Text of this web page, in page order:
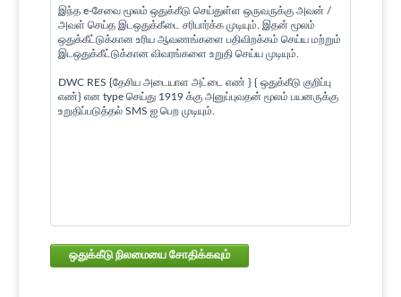
இந்த e-சேவை மூலம் ஒதுக்கீடு செய்துள்ள ஒருவருக்கு அவன் /
அவள் செய்த இடஒதுக்கீடை சரிபார்க்க முடியும். இதன் மூலம்
ஒதுக்கீட்டுக்கான உரிய ஆவணங்களை பதிவிறக்கம் செய்ய மற்றும்
இடஒதுக்கீட்டுக்கான விவரங்களை உறுதி செய்ய முடியும்.
DWC RES {தேசிய அடையாள அட்டை எண் } { ஒதுக்கீடு குறிப்பு
எண்} என type செய்து 1919 க்கு அனுப்புவதன் மூலம் பயனருக்கு
உறுதிப்படுத்தல் SMS ஐ பெற முடியும்.
ஒதுக்கீடு நிலமையை சோதிக்கவும்